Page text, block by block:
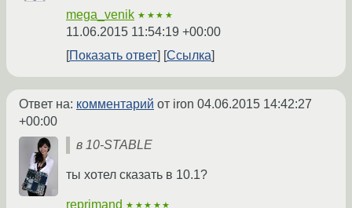
mega_venik ★★★★
11.06.2015 11:54:19 +00:00
Показать ответ
Ссылка
Ответ на: комментарий от iron 04.06.2015 14:42:27
+00:00
в 10-STABLE
ты хотел сказать в 10.1?
reprimand ★★★★★